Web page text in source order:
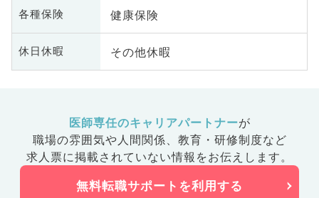
各種保険 健康保険
休日休暇 その他休暇
医師専任のキャリアパートナーが
職場の雰囲気や人間関係、 教育・研修制度など
求人票に掲載されていない情報をお伝えします。
無料転職サポートを利用する